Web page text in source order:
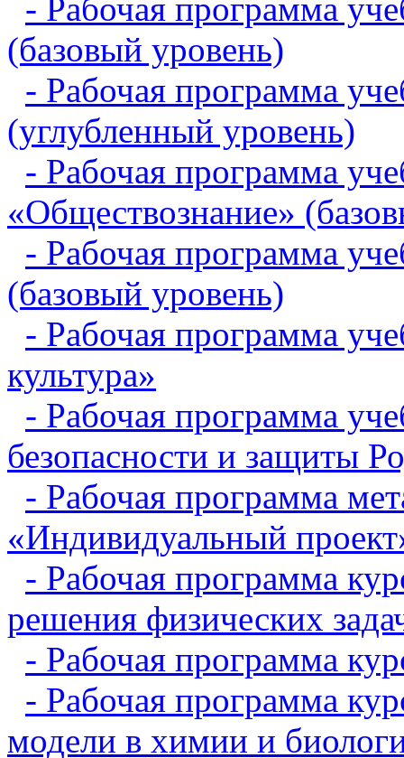
- Рабочая программа
(базовый уровень)
- Рабочая программа
(углубленный уровень)
- Рабочая программа
«Обществознание»
- Рабочая программа
(базовый уровень)
- Рабочая программа
культура»
- Рабочая программа
безопасности и защиты
- Рабочая программа
«Индивидуальный
- Рабочая программа
решения физических
- Рабочая программа
- Рабочая программа
модели в химии и